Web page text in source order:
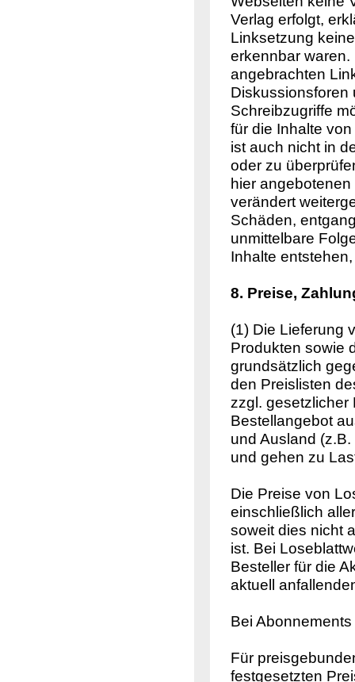
Verlag erfolgt,
Linksetzung
erkennbar waren.
angebrachten
Diskussionsforen
Schreibzugriffe
für die Inhalte
ist auch nicht in
oder zu
hier
verändert
Schäden,
unmittelbare
Inhalte
8. Preise,
(1) Die Lieferung
Produkten sowie
grundsätzlich
den Preislisten
zzgl. gesetzlicher
Bestellangebot
und Ausland
und gehen zu
Die Preise von
einschließlich
soweit dies nicht
ist. Bei
Besteller für die
aktuell
Bei
Für
festgesetzten